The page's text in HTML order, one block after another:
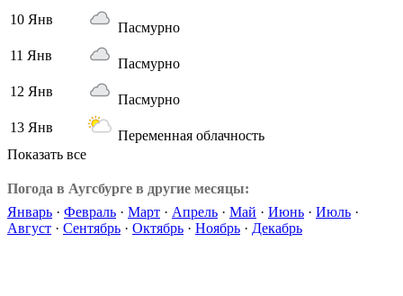
10 Янв
Пасмурно
11 Янв
Пасмурно
12 Янв
Пасмурно
13 Янв
Переменная облачность
Показать все
Погода в Аугсбурге в другие месяцы:
Январь · Февраль · Март · Апрель · Май · Июнь · Июль ·
Август · Сентябрь · Октябрь · Ноябрь · Декабрь